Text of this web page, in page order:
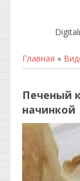
Главная »
Печеный
начинкой